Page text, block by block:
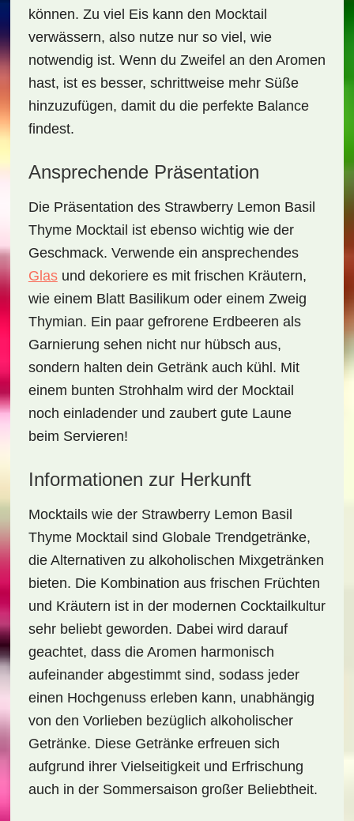
können. Zu viel Eis kann den Mocktail
verwässern, also nutze nur so viel, wie
notwendig ist. Wenn du Zweifel an den Aromen
hast, ist es besser, schrittweise mehr Süße
hinzuzufügen, damit du die perfekte Balance
findest.
Ansprechende Präsentation
Die Präsentation des Strawberry Lemon Basil
Thyme Mocktail ist ebenso wichtig wie der
Geschmack. Verwende ein ansprechendes
Glasund dekoriere es mit frischen Kräutern,
wie einem Blatt Basilikum oder einem Zweig
Thymian. Ein paar gefrorene Erdbeeren als
Garnierung sehen nicht nur hübsch aus,
sondern halten dein Getränk auch kühl. Mit
einem bunten Strohhalm wird der Mocktail
noch einladender und zaubert gute Laune
beim Servieren!
Informationen zur Herkunft
Mocktails wie der Strawberry Lemon Basil
Thyme Mocktail sind Globale Trendgetränke,
die Alternativen zu alkoholischen Mixgetränken
bieten. Die Kombination aus frischen Früchten
und Kräutern ist in der modernen Cocktailkultur
sehr beliebt geworden. Dabei wird darauf
geachtet, dass die Aromen harmonisch
aufeinander abgestimmt sind, sodass jeder
einen Hochgenuss erleben kann, unabhängig
von den Vorlieben bezüglich alkoholischer
Getränke. Diese Getränke erfreuen sich
aufgrund ihrer Vielseitigkeit und Erfrischung
auch in der Sommersaison großer Beliebtheit.